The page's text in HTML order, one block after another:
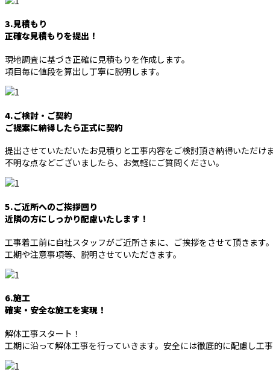
3.見積もり
正確な見積もりを提出！
現地調査に基づき正確に見積もりを作成します。
項目毎に値段を算出し丁寧に説明します。
4.ご検討・ご契約
ご提案に納得したら正式に契約
提出させていただいたお見積りと工事内容をご検討頂き納得いただけ
不明な点などございましたら、お気軽にご質問ください。
5.ご近所へのご挨拶回り
近隣の方にしっかり配慮いたします！
工事着工前に自社スタッフがご近所さまに、ご挨拶をさせて頂きます。
工期や注意事項等、説明させていただきます。
6.施工
確実・安全な施工を実現！
解体工事スタート！
工期に沿って解体工事を行っていきます。安全には徹底的に配慮し工事